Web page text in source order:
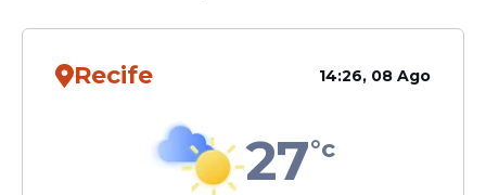
Recife 14:26, 08 Ago
27°c